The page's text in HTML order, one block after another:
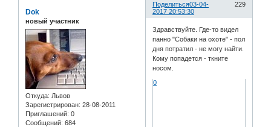
Поделиться 229
03-04-
2017 20:53:30
Dok
новый участник
Откуда: Львов
Зарегистрирован: 28-08-2011
Приглашений: 0
Сообщений: 684
Здравствуйте. Где-то видел
панно "Собаки на охоте" - пол
дня потратил - не могу найти.
Кому попадется - ткните
носом.
0